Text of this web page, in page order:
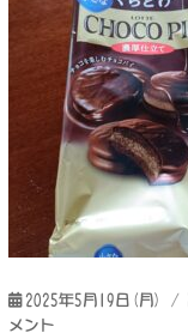
投
稿
2025年5月19日(月)
メント